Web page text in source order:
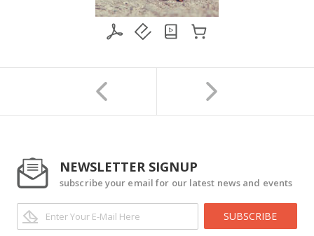
NEWSLETTER SIGNUP
subscribe your email for our latest news and events
SUBSCRIBE